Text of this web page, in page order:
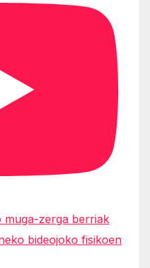
muga-zerga berriak
bideojoko fisikoen